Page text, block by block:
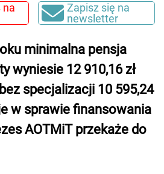
na
Zapisz się na
newsletter
minimalna pensja
wyniesie 12 910,16 zł
specjalizacji 10 595,24
w sprawie finansowania
AOTMiT przekaże do